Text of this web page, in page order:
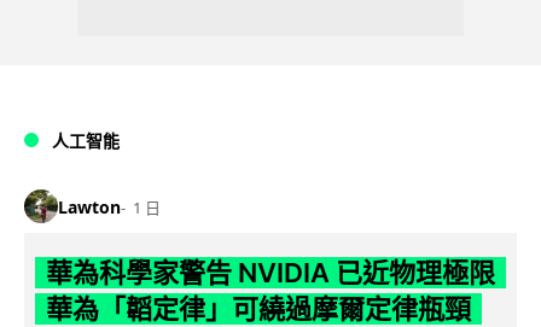
人工智能
Lawton 1 日
華為科學家警告 NVIDIA 已近物理極限
華為「韜定律」可繞過摩爾定律瓶頸